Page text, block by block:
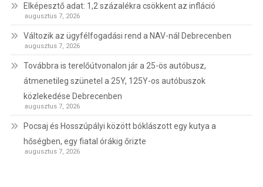
Elképesztő adat: 1,2 százalékra csökkent az infláció
augusztus 7, 2026
Változik az ügyfélfogadási rend a NAV-nál Debrecenben
augusztus 7, 2026
Továbbra is terelőútvonalon jár a 25-ös autóbusz,
átmenetileg szünetel a 25Y, 125Y-os autóbuszok
közlekedése Debrecenben
augusztus 7, 2026
Pocsaj és Hosszúpályi között bóklászott egy kutya a
hőségben, egy fiatal órákig őrizte
augusztus 7, 2026